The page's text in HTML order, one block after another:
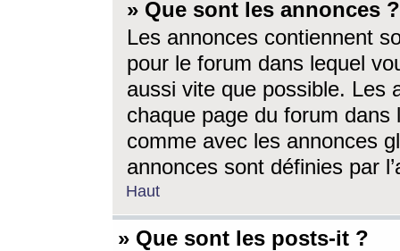
» Que sont les annonces ?
Les annonces contiennent
pour le forum dans lequel
aussi vite que possible. Les
chaque page du forum dans
comme avec les annonces
annonces sont définies par
Haut
» Que sont les posts-it ?